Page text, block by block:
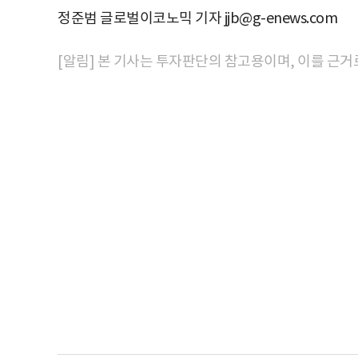
정준범 글로벌이코노믹 기자 jjb@g-enews.com
[알림] 본 기사는 투자판단의 참고용이며, 이를 근